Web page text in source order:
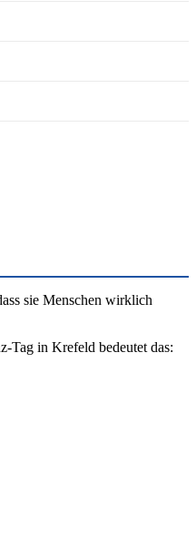
sie Menschen wirklich
Tag in Krefeld bedeutet das: